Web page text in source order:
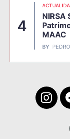
4
NIRSA
MAAC
BY